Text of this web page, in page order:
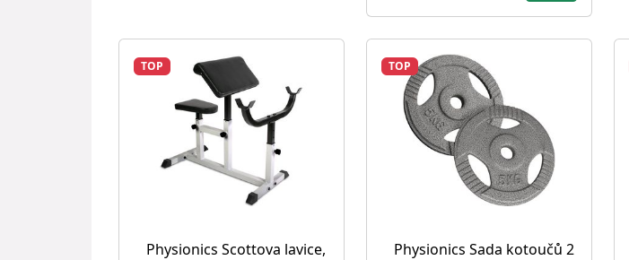
TOP
Physionics Scottova lavice,
TOP
Physionics Sada kotoučů 2